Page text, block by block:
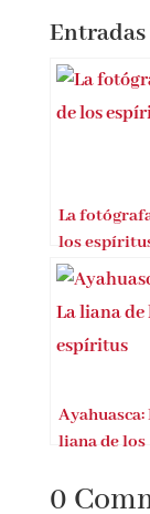
Entradas
La fotógrafa
los
Ayahuasca:
espíritus